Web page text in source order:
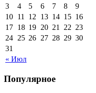
« Июл
3
4 5 6 7 8
9
10 11 12 13 14 15 16
17 18 19 20 21 22 23
24 25 26 27 28 29 30
31
Популярное